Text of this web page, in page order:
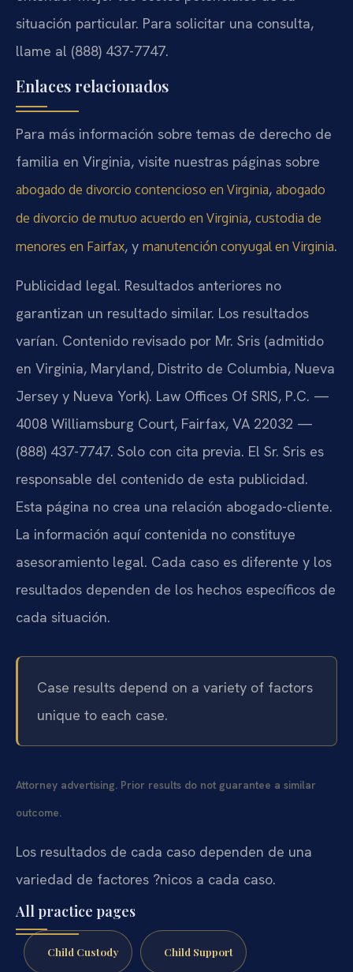
situación particular. Para solicitar una consulta,
llame al (888) 437-7747.
Enlaces relacionados
Para más información sobre temas de derecho de
familia en Virginia, visite nuestras páginas sobre
abogado de divorcio contencioso en Virginia, abogado
de divorcio de mutuo acuerdo en Virginia, custodia de
menores en Fairfax, y manutención conyugal en Virginia.
Publicidad legal. Resultados anteriores no
garantizan un resultado similar. Los resultados
varían. Contenido revisado por Mr. Sris (admitido
en Virginia, Maryland, Distrito de Columbia, Nueva
Jersey y Nueva York). Law Offices Of SRIS, P.C. —
4008 Williamsburg Court, Fairfax, VA 22032 —
(888) 437-7747. Solo con cita previa. El Sr. Sris es
responsable del contenido de esta publicidad.
Esta página no crea una relación abogado-cliente.
La información aquí contenida no constituye
asesoramiento legal. Cada caso es diferente y los
resultados dependen de los hechos específicos de
cada situación.
Case results depend on a variety of factors
unique to each case.
Attorney advertising. Prior results do not guarantee a similar
outcome.
Los resultados de cada caso dependen de una
variedad de factores ?nicos a cada caso.
All practice pages
Child Custody Child Support